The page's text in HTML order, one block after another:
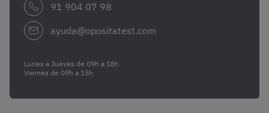
91 904 07 98
ayuda@opositatest.com
Lunes a Jueves de 09h a 18h
Viernes de 09h a 15h